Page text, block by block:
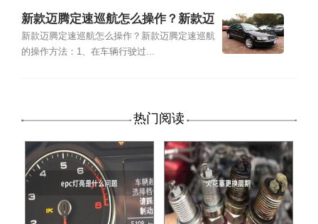
新款迈腾定速巡航怎么操作？新款迈
腾定速巡航的操作方法
新款迈腾定速巡航怎么操作？新款迈腾定速巡航
的操作方法：1、在车辆行驶过...
热门阅读